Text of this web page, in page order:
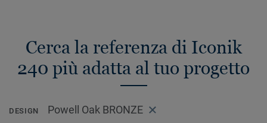
Cerca la referenza di Iconik
240 più adatta al tuo progetto
DESIGN Powell Oak BRONZE